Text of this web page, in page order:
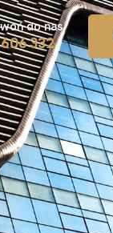
do nas
332